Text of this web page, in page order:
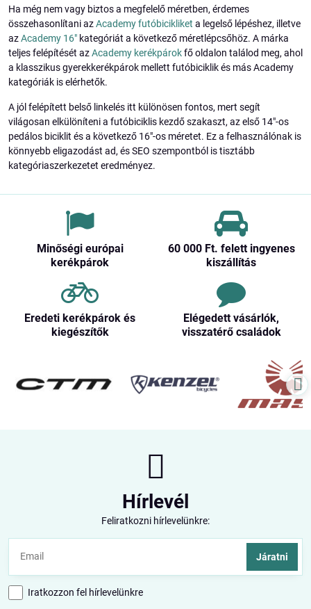
Ha még nem vagy biztos a megfelelő méretben, érdemes
összehasonlítani azAcademy futóbicikliket a legelső lépéshez, illetve
azAcademy 16" kategóriát a következő méretlépcsőhöz. A márka
teljes felépítését azAcademy kerékpárokfő oldalon találod meg, ahol
a klasszikus gyerekkerékpárok mellett futóbiciklik és más Academy
kategóriák is elérhetők.
A jól felépített belső linkelés itt különösen fontos, mert segít
világosan elkülöníteni a futóbiciklis kezdő szakaszt, az első 14"-os
pedálos biciklit és a következő 16"-os méretet. Ez a felhasználónak is
könnyebb eligazodást ad, és SEO szempontból is tisztább
kategóriaszerkezetet eredményez.
Minőségi európai
kerékpárok
60 000 Ft​. felett ingyenes
kiszállítás
Eredeti kerékpárok és
kiegészítők
Elégedett vásárlók,
visszatérő családok
Hírlevél
Feliratkozni hírlevelünkre:
Járatni
Iratkozzon fel hírlevelünkre